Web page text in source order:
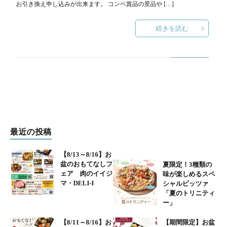
ア
掲
載
お引き換え申し込みが出来ます。 コンペ賞品の景品や […]
続きを読む
最近の投稿
【8/13～8/16】お
盆のおもてなしフ
ェア 肉のイイジ
マ・DELI-I
夏限定！3種類の
味が楽しめるスペ
シャルピッツァ
「夏のトリニティ
ー」
【8/11～8/16】お
【期間限定】お盆